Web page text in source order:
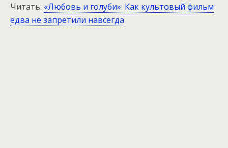
Читать: «Любовь и голуби»: Как культовый фильм
едва не запретили навсегда